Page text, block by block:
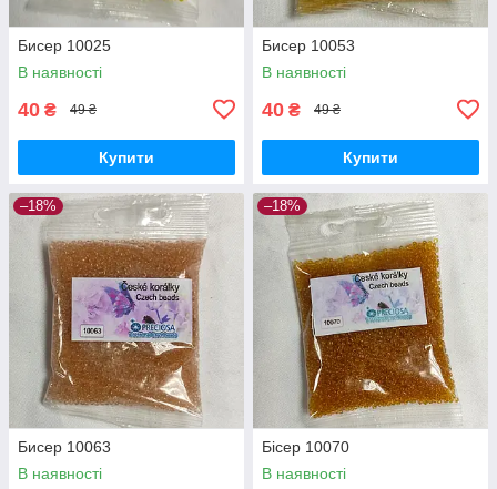
Бисер 10025
В наявності
40 ₴ 49 ₴
Купити
Бисер 10053
В наявності
40 ₴ 49 ₴
Купити
–18%
Бисер 10063
В наявності
–18%
Бісер 10070
В наявності